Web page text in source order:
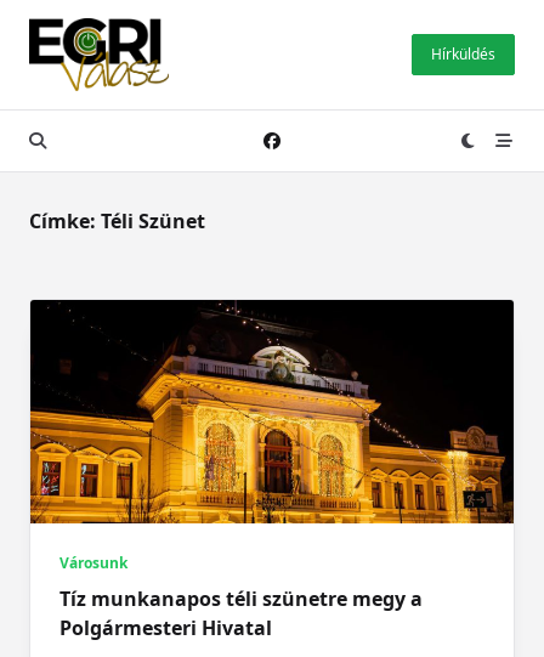
Skip
content
Hírküldés
Címke: Téli Szünet
Városunk
Tíz munkanapos téli szünetre megy a
Polgármesteri Hivatal